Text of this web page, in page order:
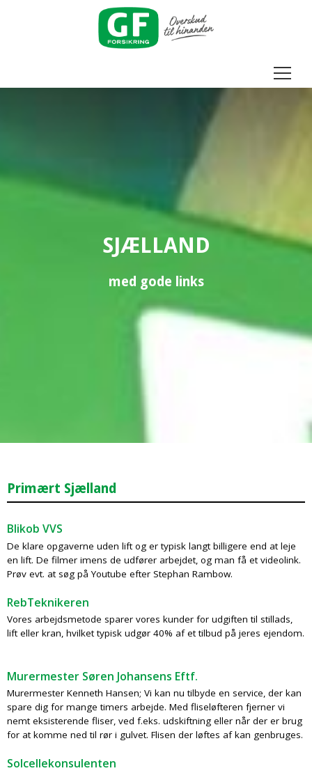
Menu
SJÆLLAND
med gode links
Primært Sjælland
Blikob VVS
De klare opgaverne uden lift og er typisk langt billigere end at leje
en lift. De filmer imens de udfører arbejdet, og man få et videolink.
Prøv evt. at søg på Youtube efter Stephan Rambow.
RebTeknikeren
Vores arbejdsmetode sparer vores kunder for udgiften til stillads,
lift eller kran, hvilket typisk udgør 40% af et tilbud på jeres ejendom.
Murermester Søren Johansens Eftf.
Murermester Kenneth Hansen; Vi kan nu tilbyde en service, der kan
spare dig for mange timers arbejde. Med fliseløfteren fjerner vi
nemt eksisterende fliser, ved f.eks. udskiftning eller når der er brug
for at komme ned til rør i gulvet. Flisen der løftes af kan genbruges.
Solcellekonsulenten